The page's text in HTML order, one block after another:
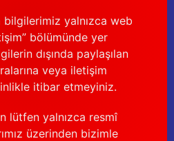
yalnızca web
bölümünde yer
dışında paylaşılan
veya iletişim
itibar etmeyiniz.
lütfen yalnızca resmî
üzerinden bizimle